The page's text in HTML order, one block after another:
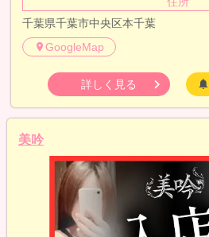
千葉県千葉市中央区本千葉
GoogleMap
詳しく見る
美吟